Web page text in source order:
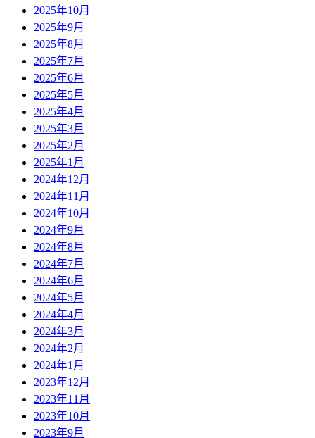
2025年10月
2025年9月
2025年8月
2025年7月
2025年6月
2025年5月
2025年4月
2025年3月
2025年2月
2025年1月
2024年12月
2024年11月
2024年10月
2024年9月
2024年8月
2024年7月
2024年6月
2024年5月
2024年4月
2024年3月
2024年2月
2024年1月
2023年12月
2023年11月
2023年10月
2023年9月